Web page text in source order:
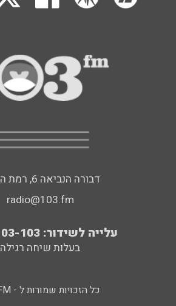
דבורה הנביאה 6, רמת השרון
radio@103.fm
עלייה לשידור: 0552-103-103
בעלות שיחה רגילה
כל הזכויות שמורות ל - 103FM